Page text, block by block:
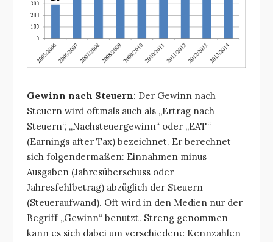
Gewinn nach Steuern: Der Gewinn nach
Steuern wird oftmals auch als „Ertrag nach
Steuern“, „Nachsteuergewinn“ oder „EAT“
(Earnings after Tax) bezeichnet. Er berechnet
sich folgendermaßen: Einnahmen minus
Ausgaben (Jahresüberschuss oder
Jahresfehlbetrag) abzüglich der Steuern
(Steueraufwand). Oft wird in den Medien nur der
Begriff „Gewinn“ benutzt. Streng genommen
kann es sich dabei um verschiedene Kennzahlen